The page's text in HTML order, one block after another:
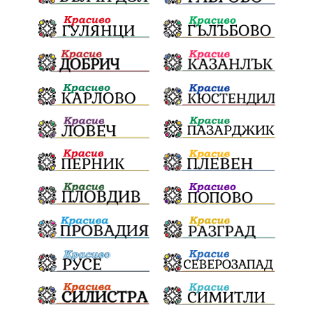
Световна купа Мафия Правителство
Благотворителност Събития
Българска патриаршия СВетли празници
Криминално Творчество Тръмп
Ценности Европейска комисия
Урсула фон дер Лайен Законопроект
Вдъхновяваща история Приказка
Замърсяване Боклук Дружба
Хавайска мироточива икона